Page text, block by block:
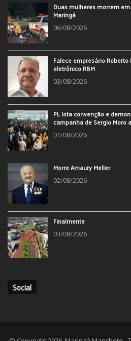
Duas mulheres morrem
Maringá
06/08/2026
Falece empresário
eletrônico RBM
03/08/2026
PL lota convenção e
campanha de Sergio Moro
01/08/2026
Morre Amaury Meller
02/08/2026
Finalmente
03/08/2026
Social